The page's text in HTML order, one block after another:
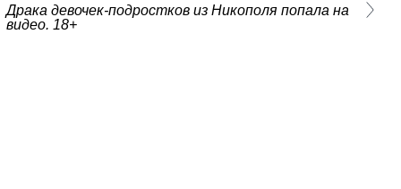
Драка девочек-подростков из Никополя попала на
видео. 18+